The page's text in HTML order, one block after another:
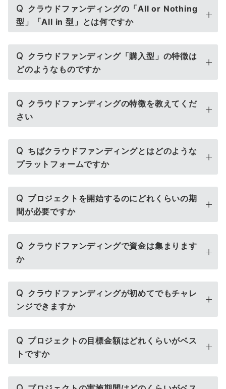
Q クラウドファンディングの「All or Nothing
型」「All in 型」とは何ですか
Q クラウドファンディング「購入型」の特徴は
どのようなものですか
Q クラウドファンディングの特徴を教えてくだ
さい
Q ちばクラウドファンディングとはどのような
プラットフォームですか
Q プロジェクトを開始するのにどれくらいの期
間が必要ですか
Q クラウドファンディングで資金は集まります
か
Q クラウドファンディングが初めてでもチャレ
ンジできますか
Q プロジェクトの目標金額はどれくらいがベス
トですか